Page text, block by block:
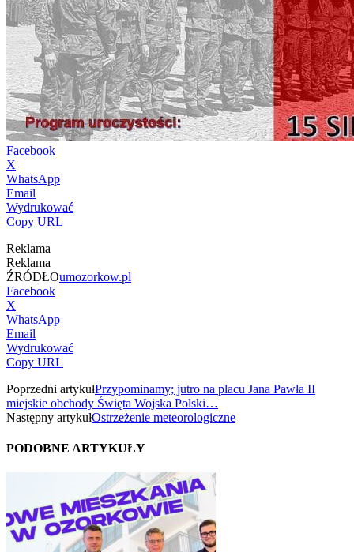
Facebook
X
WhatsApp
Email
Wydrukować
Copy URL
Reklama
Reklama
ŹRÓDŁOumozorkow.pl
Facebook
X
WhatsApp
Email
Wydrukować
Copy URL
Poprzedni artykułPrzypominamy; jutro na placu Jana Pawła II
miejskie obchody Święta Wojska Polski…
Następny artykułOstrzeżenie meteorologiczne
PODOBNE ARTYKUŁY